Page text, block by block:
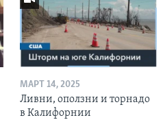
МАРТ 14, 2025
Ливни, оползни и торнадо
в Калифорнии